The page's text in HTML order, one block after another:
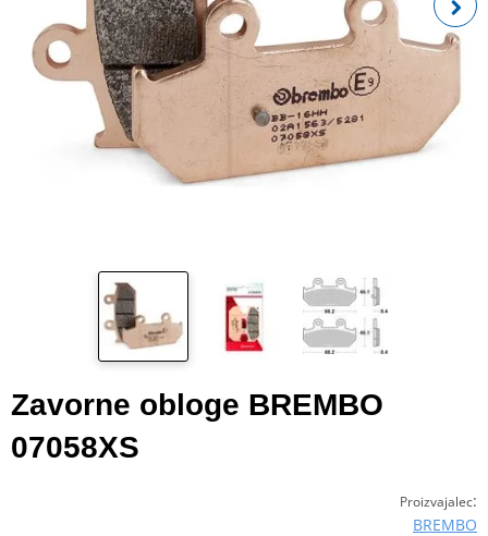
Zavorne obloge BREMBO
07058XS
Proizvajalec:
BREMBO